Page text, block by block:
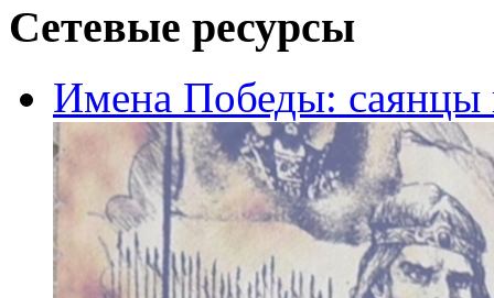
Сетевые ресурсы
Имена Победы: саянцы